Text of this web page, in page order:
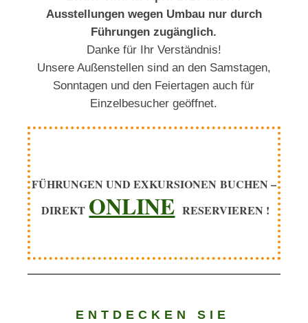
Ausstellungen wegen Umbau nur durch
Führungen zugänglich.
Danke für Ihr Verständnis!
Unsere Außenstellen sind an den Samstagen,
Sonntagen und den Feiertagen auch für
Einzelbesucher geöffnet.
FÜHRUNGEN UND EXKURSIONEN BUCHEN –
DIREKT ONLINE RESERVIEREN !
ENTDECKEN SIE